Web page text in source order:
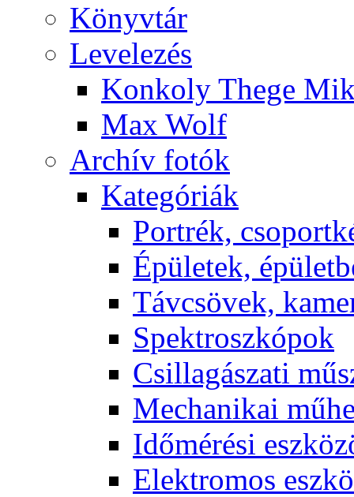
Könyv­tár
Le­ve­le­zés
Kon­koly The­ge
Max Wolf
Ar­chív fo­tók
Ka­te­gó­ri­ák
Port­rék,
Épü­le­tek,
Táv­csö­vek,
Spekt­rosz­kó­pok
Csil­la­gá­sza­ti
Me­cha­ni­kai
Idő­mé­ré­si
Elekt­ro­mos